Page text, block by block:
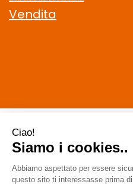
Vendita
CELIACHIAMO.COM SRL
-
staff @
10901621002 |